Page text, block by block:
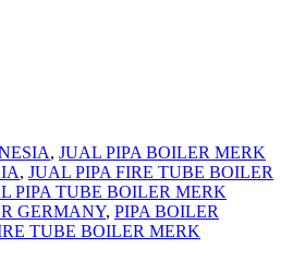
, JUAL PIPA BOILER MERK
, JUAL PIPA FIRE TUBE BOILER
PIPA TUBE BOILER MERK
GERMANY, PIPA BOILER
TUBE BOILER MERK